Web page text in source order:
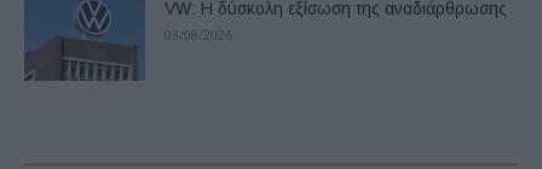
VW: Η δύσκολη εξίσωση της αναδιάρθρωσης
03/08/2026